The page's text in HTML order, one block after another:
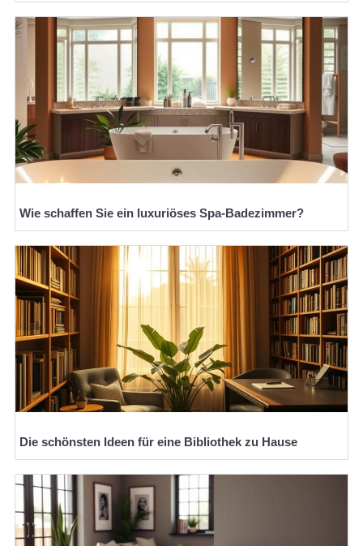
Wie schaffen Sie ein luxuriöses Spa-Badezimmer?
Die schönsten Ideen für eine Bibliothek zu Hause